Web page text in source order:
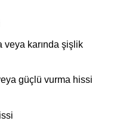
karında şişlik
güçlü vurma hissi